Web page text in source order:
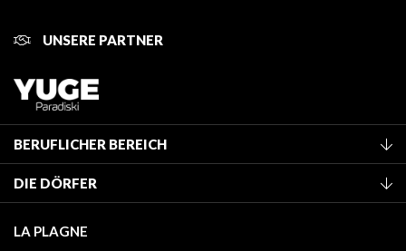
UNSERE PARTNER
BERUFLICHER BEREICH
Mitglied des Fremdenverkehrsamtes werden
Klassifizierung von Möbeln
Kurtaxe
DIE DÖRFER
Champagny-en-Vanoise
LA PLAGNE